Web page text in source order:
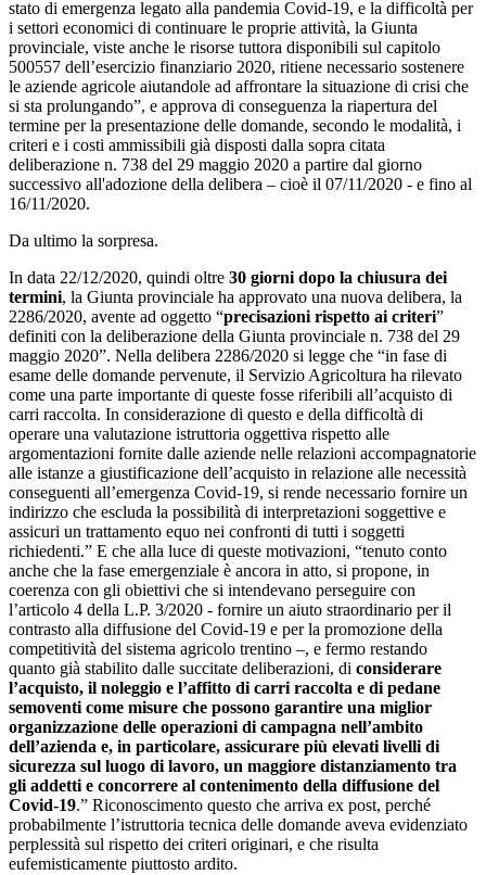
stato di emergenza legato alla pandemia Covid-19, e la difficoltà per
i settori economici di continuare le proprie attività, la Giunta
provinciale, viste anche le risorse tuttora disponibili sul capitolo
500557 dell’esercizio finanziario 2020, ritiene necessario sostenere
le aziende agricole aiutandole ad affrontare la situazione di crisi che
si sta prolungando”, e approva di conseguenza la riapertura del
termine per la presentazione delle domande, secondo le modalità, i
criteri e i costi ammissibili già disposti dalla sopra citata
deliberazione n. 738 del 29 maggio 2020 a partire dal giorno
successivo all'adozione della delibera – cioè il 07/11/2020 - e fino al
16/11/2020.
Da ultimo la sorpresa.
In data 22/12/2020, quindi oltre 30 giorni dopo la chiusura dei
termini, la Giunta provinciale ha approvato una nuova delibera, la
2286/2020, avente ad oggetto “precisazioni rispetto ai criteri”
definiti con la deliberazione della Giunta provinciale n. 738 del 29
maggio 2020”. Nella delibera 2286/2020 si legge che “in fase di
esame delle domande pervenute, il Servizio Agricoltura ha rilevato
come una parte importante di queste fosse riferibili all’acquisto di
carri raccolta. In considerazione di questo e della difficoltà di
operare una valutazione istruttoria oggettiva rispetto alle
argomentazioni fornite dalle aziende nelle relazioni accompagnatorie
alle istanze a giustificazione dell’acquisto in relazione alle necessità
conseguenti all’emergenza Covid-19, si rende necessario fornire un
indirizzo che escluda la possibilità di interpretazioni soggettive e
assicuri un trattamento equo nei confronti di tutti i soggetti
richiedenti.” E che alla luce di queste motivazioni, “tenuto conto
anche che la fase emergenziale è ancora in atto, si propone, in
coerenza con gli obiettivi che si intendevano perseguire con
l’articolo 4 della L.P. 3/2020 - fornire un aiuto straordinario per il
contrasto alla diffusione del Covid-19 e per la promozione della
competitività del sistema agricolo trentino –, e fermo restando
quanto già stabilito dalle succitate deliberazioni, di considerare
l’acquisto, il noleggio e l’affitto di carri raccolta e di pedane
semoventi come misure che possono garantire una miglior
organizzazione delle operazioni di campagna nell’ambito
dell’azienda e, in particolare, assicurare più elevati livelli di
sicurezza sul luogo di lavoro, un maggiore distanziamento tra
gli addetti e concorrere al contenimento della diffusione del
Covid-19.” Riconoscimento questo che arriva ex post, perché
probabilmente l’istruttoria tecnica delle domande aveva evidenziato
perplessità sul rispetto dei criteri originari, e che risulta
eufemisticamente piuttosto ardito.